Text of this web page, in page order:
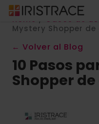
Home / Casos de
Mystery Shopper
← Volver al Blog
10 Pasos
Shopper